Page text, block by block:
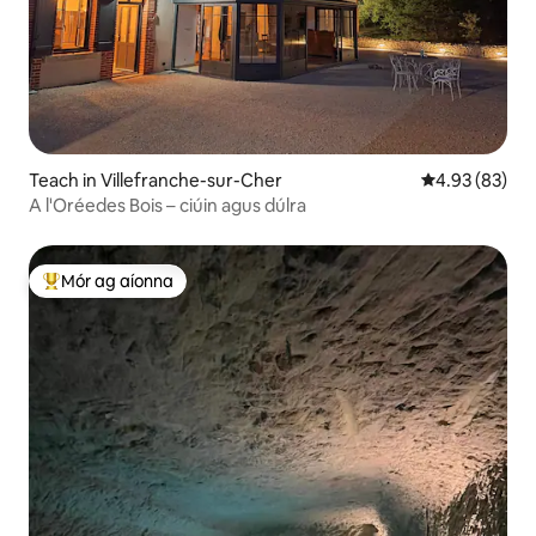
Teach in Villefranche-sur-Cher Meánrátáil
4.93 (83)
A l'Oréedes Bois – ciúin agus dúlra
An-mhór ag aíonna
Mór ag aíonna